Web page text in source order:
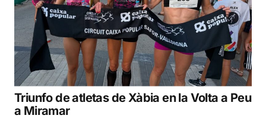
Triunfo de atletas de Xàbia en la Volta a Peu
a Miramar